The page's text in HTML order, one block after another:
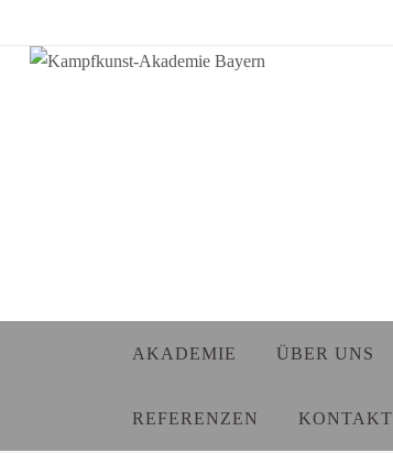
Inhalt
AKADEMIE ÜBER UNS
REFERENZEN KONTAKT